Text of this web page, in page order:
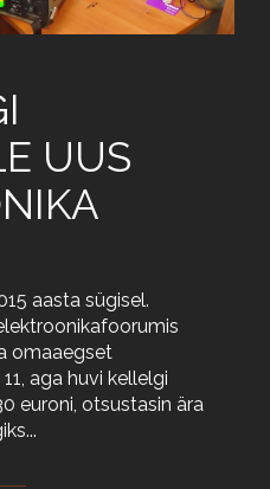
UUS
aasta sügisel.
omaaegset
aga huvi kellelgi
euroni, otsustasin ära